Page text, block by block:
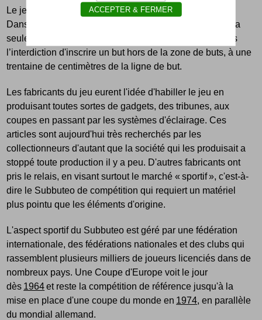
Le jeu se joue sur un tapis de jeu de 1,35 m sur 0,90 m.
Dans l'esprit, on retrouve toutes les règles du football. La
seule grande différence avec le football réel réside dans
l’interdiction d'inscrire un but hors de la zone de buts, à une
trentaine de centimètres de la ligne de but.
Les fabricants du jeu eurent l'idée d'habiller le jeu en
produisant toutes sortes de gadgets, des tribunes, aux
coupes en passant par les systèmes d'éclairage. Ces
articles sont aujourd'hui très recherchés par les
collectionneurs d'autant que la société qui les produisait a
stoppé toute production il y a peu. D'autres fabricants ont
pris le relais, en visant surtout le marché « sportif », c'est-à-
dire le Subbuteo de compétition qui requiert un matériel
plus pointu que les éléments d'origine.
L'aspect sportif du Subbuteo est géré par une fédération
internationale, des fédérations nationales et des clubs qui
rassemblent plusieurs milliers de joueurs licenciés dans de
nombreux pays. Une Coupe d'Europe voit le jour
dès 1964et reste la compétition de référence jusqu'à la
mise en place d'une coupe du monde en 1974, en parallèle
du mondial allemand.
ACCEPTER & FERMER